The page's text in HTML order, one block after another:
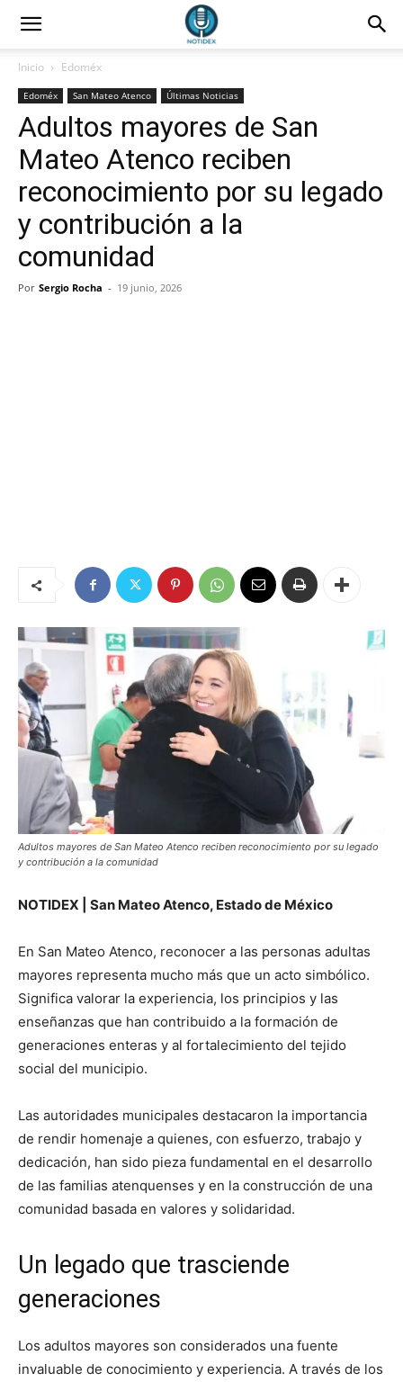
Inicio Edoméx
Edoméx San Mateo Atenco Últimas Noticias
Adultos mayores de San
Mateo Atenco reciben
reconocimiento por su legado
y contribución a la
comunidad
Por Sergio Rocha - 19 junio, 2026
Adultos mayores de San Mateo Atenco reciben reconocimiento por su legado
y contribución a la comunidad
NOTIDEX | San Mateo Atenco, Estado de México
En San Mateo Atenco, reconocer a las personas adultas
mayores representa mucho más que un acto simbólico.
Significa valorar la experiencia, los principios y las
enseñanzas que han contribuido a la formación de
generaciones enteras y al fortalecimiento del tejido
social del municipio.
Las autoridades municipales destacaron la importancia
de rendir homenaje a quienes, con esfuerzo, trabajo y
dedicación, han sido pieza fundamental en el desarrollo
de las familias atenquenses y en la construcción de una
comunidad basada en valores y solidaridad.
Un legado que trasciende
generaciones
Los adultos mayores son considerados una fuente
invaluable de conocimiento y experiencia. A través de los